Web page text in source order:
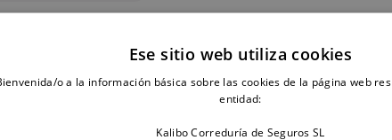
sujeto en el coche.
tu perro y que muchas veces implican viajar en
de tu perro en el coche se refiere.
Ese sitio web utiliza cookies
o a la información básica sobre las cookies de la página web
entidad:
Kalibo Correduría de Seguros SL